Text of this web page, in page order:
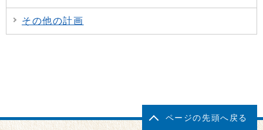
その他の計画
ページの先頭へ戻る